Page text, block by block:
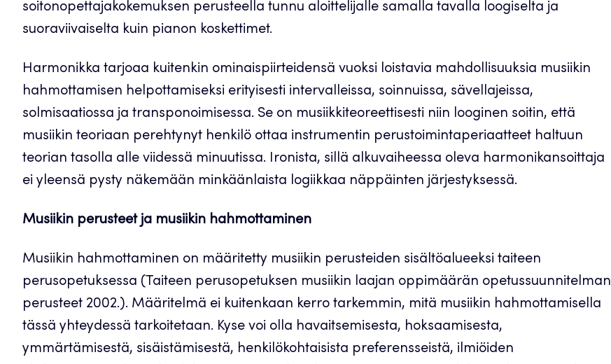
soitonopettajakokemuksen perusteella tunnu aloittelijalle samalla tavalla loogiselta ja
suoraviivaiselta kuin pianon koskettimet.
Harmonikka tarjoaa kuitenkin ominaispiirteidensä vuoksi loistavia mahdollisuuksia musiikin
hahmottamisen helpottamiseksi erityisesti intervalleissa, soinnuissa, sävellajeissa,
solmisaatiossa ja transponoimisessa. Se on musiikkiteoreettisesti niin looginen soitin, että
musiikin teoriaan perehtynyt henkilö ottaa instrumentin perustoimintaperiaatteet haltuun
teorian tasolla alle viidessä minuutissa. Ironista, sillä alkuvaiheessa oleva harmonikansoittaja
ei yleensä pysty näkemään minkäänlaista logiikkaa näppäinten järjestyksessä.
Musiikin perusteet ja musiikin hahmottaminen
Musiikin hahmottaminen on määritetty musiikin perusteiden sisältöalueeksi taiteen
perusopetuksessa (Taiteen perusopetuksen musiikin laajan oppimäärän opetussuunnitelman
perusteet 2002.). Määritelmä ei kuitenkaan kerro tarkemmin, mitä musiikin hahmottamisella
tässä yhteydessä tarkoitetaan. Kyse voi olla havaitsemisesta, hoksaamisesta,
ymmärtämisestä, sisäistämisestä, henkilökohtaisista preferensseistä, ilmiöiden